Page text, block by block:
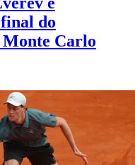
do
Monte Carlo